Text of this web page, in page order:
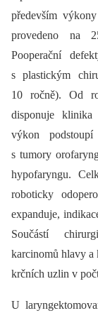
především
provedeno na
Pooperační
s plastickým
10 ročně). Od
disponuje klinika
výkon
s tumory
hypofaryngu.
roboticky
expanduje,
Součástí
karcinomů hlavy a
krčních uzlin v
U